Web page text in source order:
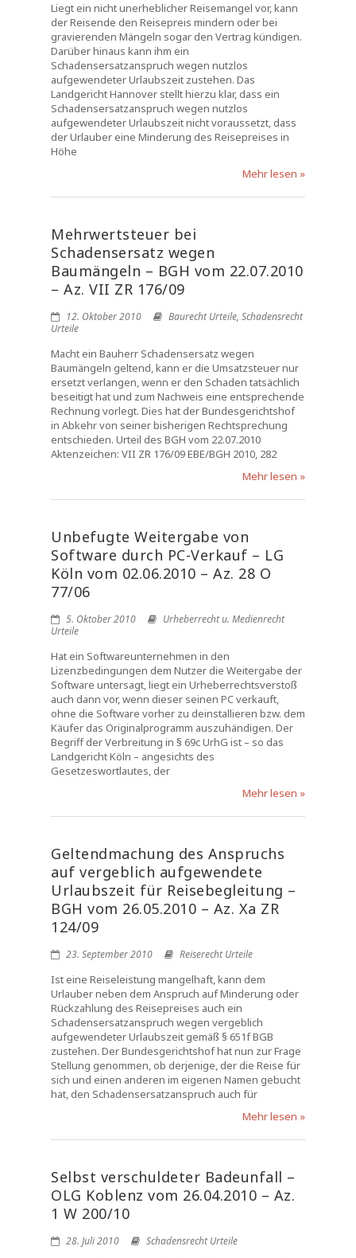
Liegt ein nicht unerheblicher Reisemangel vor, kann
der Reisende den Reisepreis mindern oder bei
gravierenden Mängeln sogar den Vertrag kündigen.
Darüber hinaus kann ihm ein
Schadensersatzanspruch wegen nutzlos
aufgewendeter Urlaubszeit zustehen. Das
Landgericht Hannover stellt hierzu klar, dass ein
Schadensersatzanspruch wegen nutzlos
aufgewendeter Urlaubszeit nicht voraussetzt, dass
der Urlauber eine Minderung des Reisepreises in
Höhe
Mehr lesen »
Mehrwertsteuer bei
Schadensersatz wegen
Baumängeln – BGH vom 22.07.2010
– Az. VII ZR 176/09
12. Oktober 2010 Baurecht Urteile, Schadensrecht
Urteile
Macht ein Bauherr Schadensersatz wegen
Baumängeln geltend, kann er die Umsatzsteuer nur
ersetzt verlangen, wenn er den Schaden tatsächlich
beseitigt hat und zum Nachweis eine entsprechende
Rechnung vorlegt. Dies hat der Bundesgerichtshof
in Abkehr von seiner bisherigen Rechtsprechung
entschieden. Urteil des BGH vom 22.07.2010
Aktenzeichen: VII ZR 176/09 EBE/BGH 2010, 282
Mehr lesen »
Unbefugte Weitergabe von
Software durch PC-Verkauf – LG
Köln vom 02.06.2010 – Az. 28 O
77/06
5. Oktober 2010
Urheberrecht u. Medienrecht
Urteile
Hat ein Softwareunternehmen in den
Lizenzbedingungen dem Nutzer die Weitergabe der
Software untersagt, liegt ein Urheberrechtsverstoß
auch dann vor, wenn dieser seinen PC verkauft,
ohne die Software vorher zu deinstallieren bzw. dem
Käufer das Originalprogramm auszuhändigen. Der
Begriff der Verbreitung in § 69c UrhG ist – so das
Landgericht Köln – angesichts des
Gesetzeswortlautes, der
Mehr lesen »
Geltendmachung des Anspruchs
auf vergeblich aufgewendete
Urlaubszeit für Reisebegleitung –
BGH vom 26.05.2010 – Az. Xa ZR
124/09
23. September 2010 Reiserecht Urteile
Ist eine Reiseleistung mangelhaft, kann dem
Urlauber neben dem Anspruch auf Minderung oder
Rückzahlung des Reisepreises auch ein
Schadensersatzanspruch wegen vergeblich
aufgewendeter Urlaubszeit gemäß § 651f BGB
zustehen. Der Bundesgerichtshof hat nun zur Frage
Stellung genommen, ob derjenige, der die Reise für
sich und einen anderen im eigenen Namen gebucht
hat, den Schadensersatzanspruch auch für
Mehr lesen »
Selbst verschuldeter Badeunfall –
OLG Koblenz vom 26.04.2010 – Az.
1 W 200/10
28. Juli 2010 Schadensrecht Urteile